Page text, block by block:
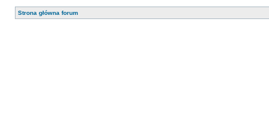
Strona główna forum